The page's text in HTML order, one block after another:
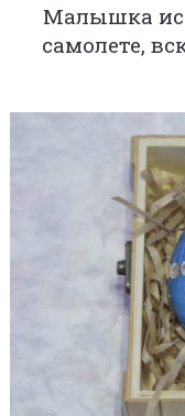
Малышка
самолете,